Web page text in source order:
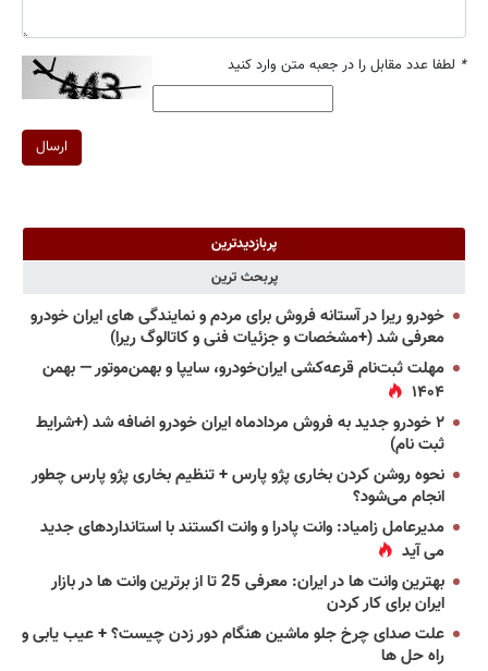
* لطفا عدد مقابل را در جعبه متن وارد کنید
ارسال
پربازدیدترین
پربحث ترین
خودرو ریرا در آستانه فروش برای مردم و نمایندگی های ایران خودرو
معرفی شد (+مشخصات و جزئیات فنی و کاتالوگ ریرا)
مهلت ثبت‌نام قرعه‌کشی ایران‌خودرو، سایپا و بهمن‌موتور — بهمن
۱۴۰۴
۲ خودرو جدید به فروش مردادماه ایران خودرو اضافه شد (+شرایط
ثبت نام)
نحوه روشن کردن بخاری پژو پارس + تنظیم بخاری پژو پارس چطور
انجام می‌شود؟
مدیرعامل زامیاد: وانت پادرا و وانت اکستند با استانداردهای جدید
می آید
بهترین وانت ها در ایران: معرفی 25 تا از برترین وانت ها در بازار
ایران برای کار کردن
علت صدای چرخ جلو ماشین هنگام دور زدن چیست؟ + عیب یابی و
راه حل ها